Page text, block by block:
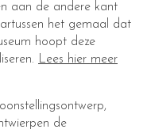
aan de andere kant
het gemaal dat
hoopt deze
Lees hier meer
de